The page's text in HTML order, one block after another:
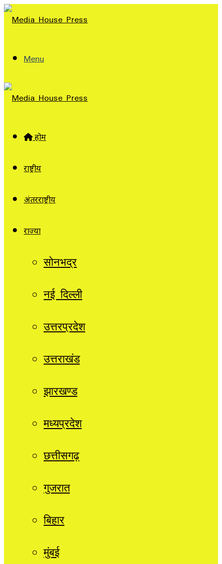
Menu
होम
राष्ट्रीय
अंतरराष्ट्रीय
राज्यों
सोनभद्र
नई दिल्ली
उत्तरप्रदेश
उत्तराखंड
झारखण्ड
मध्यप्रदेश
छत्तीसगढ़
गुजरात
बिहार
मुंबई